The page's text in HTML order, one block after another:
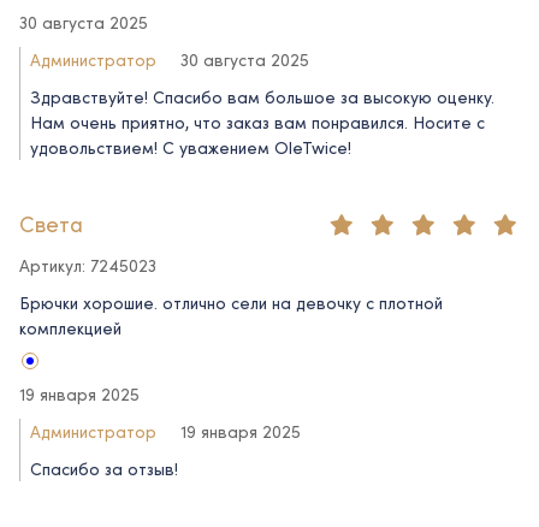
30 августа 2025
Администратор
30 августа 2025
Здравствуйте! Спасибо вам большое за высокую оценку.
Нам очень приятно, что заказ вам понравился. Носите с
удовольствием! С уважением OleTwice!
Света
Артикул: 7245023
Брючки хорошие. отлично сели на девочку с плотной
комплекцией
19 января 2025
Администратор
19 января 2025
Спасибо за отзыв!